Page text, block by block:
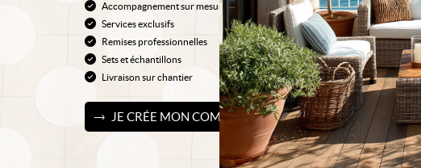
Accompagnement sur mesure
Services exclusifs
Remises professionnelles
Sets et échantillons
Livraison sur chantier
JE CRÉE MON COMPTE